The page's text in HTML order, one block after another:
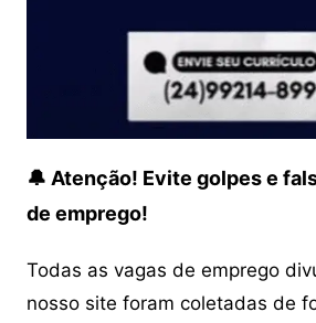
🔔 Atenção! Evite golpes e
de emprego!
Todas as vagas de emprego
nosso site foram coletadas de